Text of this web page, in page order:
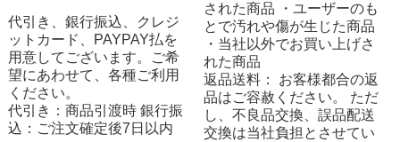
代引き、銀行振込、クレジ
ットカード、PAYPAY払を
用意してございます。ご希
望にあわせて、各種ご利用
ください。
代引き：商品引渡時 銀行振
込：ご注文確定後7日以内
された商品 ・ユーザーのも
とで汚れや傷が生じた商品
・当社以外でお買い上げさ
れた商品
返品送料： お客様都合の返
品はご容赦ください。 ただ
し、不良品交換、誤品配送
交換は当社負担とさせてい